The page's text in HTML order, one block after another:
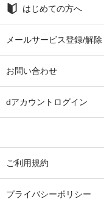
はじめての方へ
メールサービス登録/解除
お問い合わせ
dアカウントログイン
ご利用規約
プライバシーポリシー